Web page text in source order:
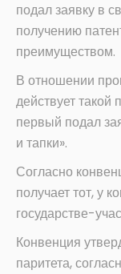
подал заявку в
получению
преимуществом.
В отношении
действует такой
первый подал
и тапки».
Согласно
получает тот, у
государстве-
Конвенция
паритета,